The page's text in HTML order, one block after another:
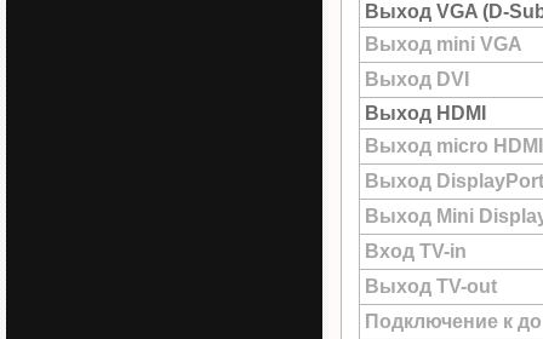
Выход VGA (D-
Выход mini VGA
Выход DVI
Выход HDMI
Выход micro HDMI
Выход DisplayPort
Выход Mini
Вход TV-in
Выход TV-out
Подключение к